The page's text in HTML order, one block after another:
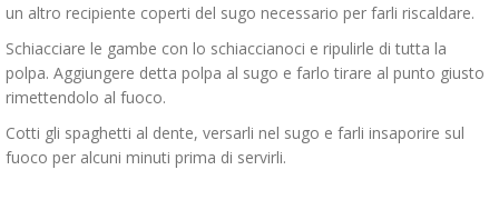
un altro recipiente coperti del sugo necessario per farli riscaldare.
Schiacciare le gambe con lo schiaccianoci e ripulirle di tutta la
polpa. Aggiungere detta polpa al sugo e farlo tirare al punto giusto
rimettendolo al fuoco.
Cotti gli spaghetti al dente, versarli nel sugo e farli insaporire sul
fuoco per alcuni minuti prima di servirli.